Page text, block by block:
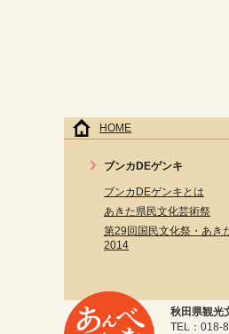
HOME
ブンカDEゲンキ
ブンカDEゲンキとは
あきた県民文化芸術祭
第29回国民文化祭・あき
2014
秋田県観光
TEL：